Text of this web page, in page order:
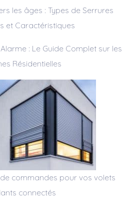
les âges : Types de Serrures
et Caractéristiques
: Le Guide Complet sur les
Résidentielles
commandes pour vos volets
connectés